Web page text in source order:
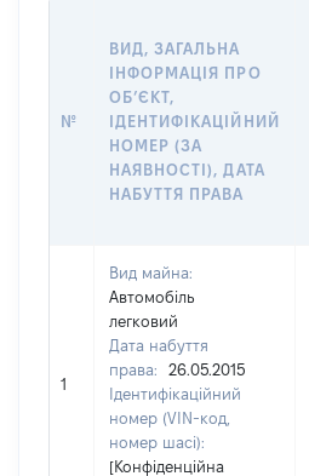
№
ВИД, ЗАГАЛЬНА
ІНФОРМАЦІЯ ПРО
ОБʼЄКТ,
ІДЕНТИФІКАЦІЙНИЙ
НОМЕР (ЗА
НАЯВНОСТІ), ДАТА
НАБУТТЯ ПРАВА
1
Вид майна:
Автомобіль
легковий
Дата набуття
права:
26.05.2015
Ідентифікаційний
номер (VIN-код,
номер шасі):
[Конфіденційна